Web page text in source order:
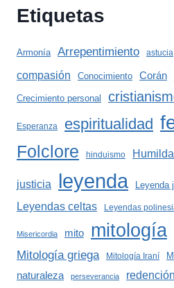
Etiquetas
Armonía Arrepentimiento astucia
compasión Conocimiento Corán
Crecimiento personal
Esperanza espiritualidad
Folclore hinduismo
justicia leyenda Leyenda
Leyendas celtas Leyendas
Misericordia mito mitología
Mitología griega Mitología Iraní
naturaleza perseverancia redención